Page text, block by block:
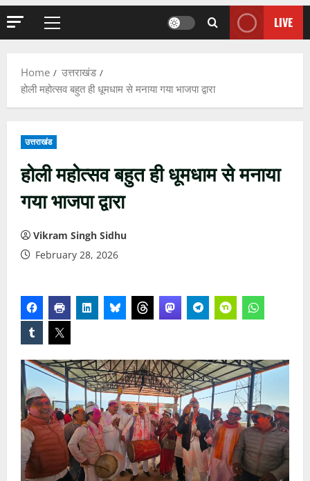
Primary
LIVE
Home
उत्तराखंड
होली महोत्सव बहुत ही धूमधाम से मनाया गया भाजपा द्वारा
उत्तराखंड
होली महोत्सव बहुत ही धूमधाम से मनाया
गया भाजपा द्वारा
Vikram Singh Sidhu
February 28, 2026